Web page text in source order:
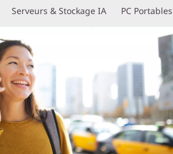
Serveurs & Stockage IA PC